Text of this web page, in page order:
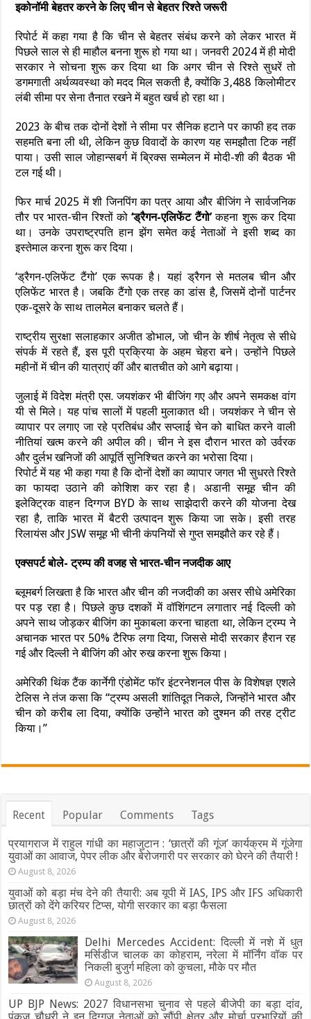
इकोनॉमी बेहतर करने के लिए चीन से बेहतर रिश्ते जरूरी
रिपोर्ट में कहा गया है कि चीन से बेहतर संबंध करने को लेकर भारत में
पिछले साल से ही माहौल बनना शुरू हो गया था। जनवरी 2024 में ही मोदी
सरकार ने सोचना शुरू कर दिया था कि अगर चीन से रिश्ते सुधरें तो
डगमगाती अर्थव्यवस्था को मदद मिल सकती है, क्योंकि 3,488 किलोमीटर
लंबी सीमा पर सेना तैनात रखने में बहुत खर्च हो रहा था।
2023 के बीच तक दोनों देशों ने सीमा पर सैनिक हटाने पर काफी हद तक
सहमति बना ली थी, लेकिन कुछ विवादों के कारण यह समझौता टिक नहीं
पाया। उसी साल जोहान्सबर्ग में ब्रिक्स सम्मेलन में मोदी-शी की बैठक भी
टल गई थी।
फिर मार्च 2025 में शी जिनपिंग का पत्र आया और बीजिंग ने सार्वजनिक
तौर पर भारत-चीन रिश्तों को ‘ड्रैगन-एलिफेंट टैंगो’कहना शुरू कर दिया
था। उनके उपराष्ट्रपति हान झेंग समेत कई नेताओं ने इसी शब्द का
इस्तेमाल करना शुरू कर दिया।
‘ड्रैगन-एलिफेंट टैंगो’ एक रूपक है। यहां ड्रैगन से मतलब चीन और
एलिफेंट भारत है। जबकि टैंगो एक तरह का डांस है, जिसमें दोनों पार्टनर
एक-दूसरे के साथ तालमेल बनाकर चलते हैं।
राष्ट्रीय सुरक्षा सलाहकार अजीत डोभाल, जो चीन के शीर्ष नेतृत्व से सीधे
संपर्क में रहते हैं, इस पूरी प्रक्रिया के अहम चेहरा बने। उन्होंने पिछले
महीनों में चीन की यात्राएं कीं और बातचीत को आगे बढ़ाया।
जुलाई में विदेश मंत्री एस. जयशंकर भी बीजिंग गए और अपने समकक्ष वांग
यी से मिले। यह पांच सालों में पहली मुलाकात थी। जयशंकर ने चीन से
व्यापार पर लगाए जा रहे प्रतिबंध और सप्लाई चेन को बाधित करने वाली
नीतियां खत्म करने की अपील की। चीन ने इस दौरान भारत को उर्वरक
और दुर्लभ खनिजों की आपूर्ति सुनिश्चित करने का भरोसा दिया।
रिपोर्ट में यह भी कहा गया है कि दोनों देशों का व्यापार जगत भी सुधरते रिश्ते
का फायदा उठाने की कोशिश कर रहा है। अडानी समूह चीन की
इलेक्ट्रिक वाहन दिग्गज BYD के साथ साझेदारी करने की योजना देख
रहा है, ताकि भारत में बैटरी उत्पादन शुरू किया जा सके। इसी तरह
रिलायंस और JSW समूह भी चीनी कंपनियों से गुप्त समझौते कर रहे हैं।
एक्सपर्ट बोले- ट्रम्प की वजह से भारत-चीन नजदीक आए
ब्लूमबर्ग लिखता है कि भारत और चीन की नजदीकी का असर सीधे अमेरिका
पर पड़ रहा है। पिछले कुछ दशकों में वॉशिंगटन लगातार नई दिल्ली को
अपने साथ जोड़कर बीजिंग का मुकाबला करना चाहता था, लेकिन ट्रम्प ने
अचानक भारत पर 50% टैरिफ लगा दिया, जिससे मोदी सरकार हैरान रह
गई और दिल्ली ने बीजिंग की ओर रुख करना शुरू किया।
अमेरिकी थिंक टैंक कार्नेगी एंडोमेंट फॉर इंटरनेशनल पीस के विशेषज्ञ एशले
टेलिस ने तंज कसा कि “ट्रम्प असली शांतिदूत निकले, जिन्होंने भारत और
चीन को करीब ला दिया, क्योंकि उन्होंने भारत को दुश्मन की तरह ट्रीट
किया।”
Recent Popular Comments Tags
प्रयागराज में राहुल गांधी का महाजुटान : ‘छात्रों की गूंज’ कार्यक्रम में गूंजेगा
युवाओं का आवाज, पेपर लीक और बेरोजगारी पर सरकार को घेरने की तैयारी !
August 8, 2026
युवाओं को बड़ा मंच देने की तैयारी: अब यूपी में IAS, IPS और IFS अधिकारी
छात्रों को देंगे करियर टिप्स, योगी सरकार का बड़ा फैसला
August 8, 2026
Delhi Mercedes Accident: दिल्ली में नशे में धुत
मर्सिडीज चालक का कोहराम, नरेला में मॉर्निंग वॉक पर
निकली बुजुर्ग महिला को कुचला, मौके पर मौत
August 8, 2026
UP BJP News: 2027 विधानसभा चुनाव से पहले बीजेपी का बड़ा दांव,